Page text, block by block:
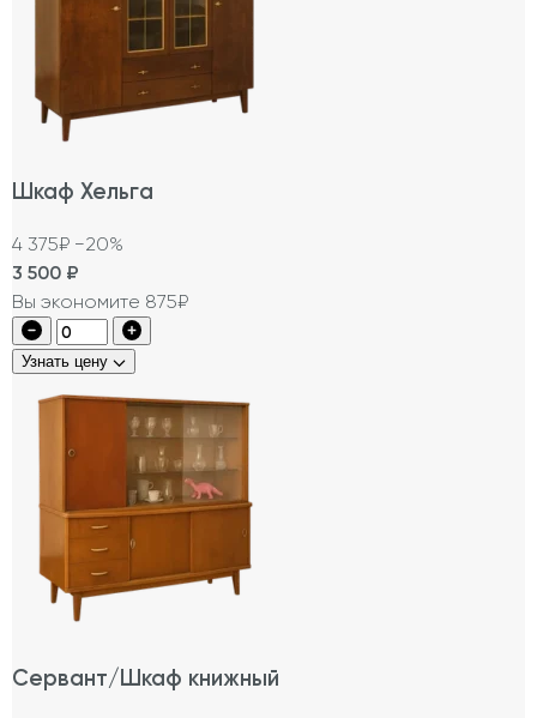
Шкаф Хельга
4 375₽ −20%
3 500 ₽
Вы экономите 875₽
Узнать цену
Сервант/Шкаф книжный